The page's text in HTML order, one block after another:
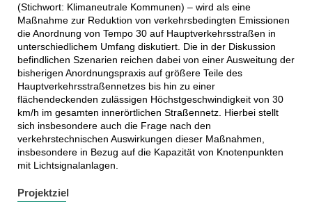
(Stichwort: Klimaneutrale Kommunen) – wird als eine
Maßnahme zur Reduktion von verkehrsbedingten Emissionen
die Anordnung von Tempo 30 auf Hauptverkehrsstraßen in
unterschiedlichem Umfang diskutiert. Die in der Diskussion
befindlichen Szenarien reichen dabei von einer Ausweitung der
bisherigen Anordnungspraxis auf größere Teile des
Hauptverkehrsstraßennetzes bis hin zu einer
flächendeckenden zulässigen Höchstgeschwindigkeit von 30
km/h im gesamten innerörtlichen Straßennetz. Hierbei stellt
sich insbesondere auch die Frage nach den
verkehrstechnischen Auswirkungen dieser Maßnahmen,
insbesondere in Bezug auf die Kapazität von Knotenpunkten
mit Lichtsignalanlagen.
Projektziel